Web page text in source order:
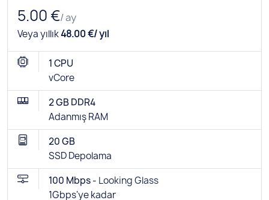
5.00 €/ ay
Veya yıllık48.00 €/ yıl
1 CPU
vCore
2 GB DDR4
Adanmış RAM
20 GB
SSD Depolama
100 Mbps - Looking Glass
1Gbps'ye kadar